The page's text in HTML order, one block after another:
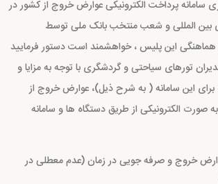
سامانه پرداخت الکترونیکی عوارض خروج از کشور در
بین المللی و شعب منتخب بانک ملی توسط
این پلیس ، خواهشمند است دستور فرمایید
تورهای سیاحتی و گردشگری با توجه به مزایا و
این سامانه ( به شرح ذیل)، عوارض خروج از
صورت الکترونیکی از طریق دستگاه ها و سامانه
خروج و صرفه جویی در زمان (عدم معطلی در